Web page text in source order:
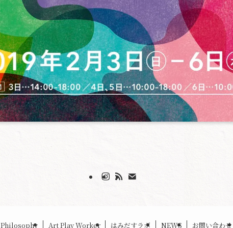
Philosophy Art Play Worker はみだすラボ NEWS お問い合わせ